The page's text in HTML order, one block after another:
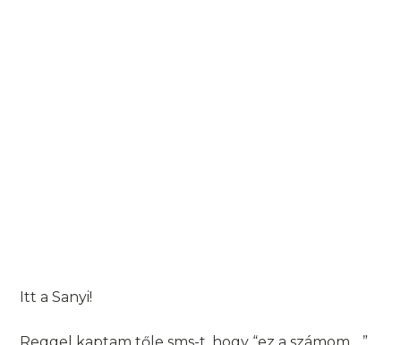
Itt a Sanyi!